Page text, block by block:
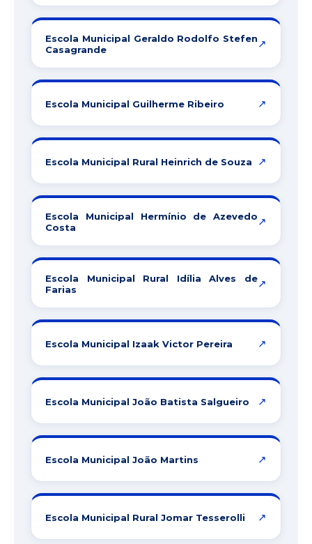
Escola Municipal Geraldo Rodolfo Stefen
Casagrande
↗
Escola Municipal Guilherme Ribeiro ↗
Escola Municipal Rural Heinrich de Souza ↗
Escola Municipal Hermínio de Azevedo
Costa
↗
Escola Municipal Rural Idília Alves de
Farias
↗
Escola Municipal Izaak Victor Pereira ↗
Escola Municipal João Batista Salgueiro ↗
Escola Municipal João Martins ↗
Escola Municipal Rural Jomar Tesserolli ↗